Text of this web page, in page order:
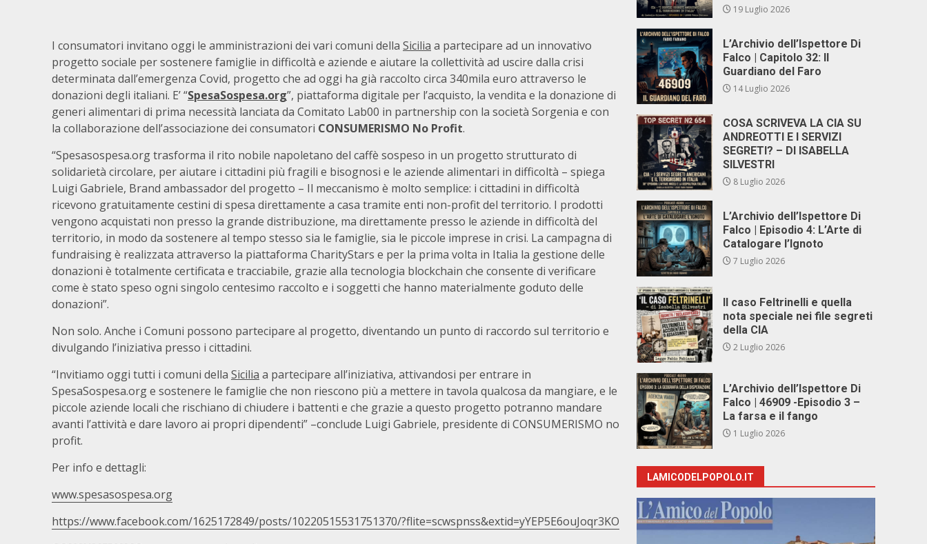
I consumatori invitano oggi le amministrazioni dei vari comuni della Sicilia a partecipare ad un innovativo
progetto sociale per sostenere famiglie in difficoltà e aziende e aiutare la collettività ad uscire dalla crisi
determinata dall’emergenza Covid, progetto che ad oggi ha già raccolto circa 340mila euro attraverso le
donazioni degli italiani. E’ “SpesaSospesa.org”, piattaforma digitale per l’acquisto, la vendita e la donazione di
generi alimentari di prima necessità lanciata da Comitato Lab00 in partnership con la società Sorgenia e con
la collaborazione dell’associazione dei consumatori CONSUMERISMO No Profit.
“Spesasospesa.org trasforma il rito nobile napoletano del caffè sospeso in un progetto strutturato di
solidarietà circolare, per aiutare i cittadini più fragili e bisognosi e le aziende alimentari in difficoltà – spiega
Luigi Gabriele, Brand ambassador del progetto – Il meccanismo è molto semplice: i cittadini in difficoltà
ricevono gratuitamente cestini di spesa direttamente a casa tramite enti non-profit del territorio. I prodotti
vengono acquistati non presso la grande distribuzione, ma direttamente presso le aziende in difficoltà del
territorio, in modo da sostenere al tempo stesso sia le famiglie, sia le piccole imprese in crisi. La campagna di
fundraising è realizzata attraverso la piattaforma CharityStars e per la prima volta in Italia la gestione delle
donazioni è totalmente certificata e tracciabile, grazie alla tecnologia blockchain che consente di verificare
come è stato speso ogni singolo centesimo raccolto e i soggetti che hanno materialmente goduto delle
donazioni”.
Non solo. Anche i Comuni possono partecipare al progetto, diventando un punto di raccordo sul territorio e
divulgando l’iniziativa presso i cittadini.
“Invitiamo oggi tutti i comuni della Sicilia a partecipare all’iniziativa, attivandosi per entrare in
SpesaSospesa.org e sostenere le famiglie che non riescono più a mettere in tavola qualcosa da mangiare, e le
piccole aziende locali che rischiano di chiudere i battenti e che grazie a questo progetto potranno mandare
avanti l’attività e dare lavoro ai propri dipendenti” –conclude Luigi Gabriele, presidente di CONSUMERISMO no
profit.
Per info e dettagli:
www.spesasospesa.org
https://www.facebook.com/1625172849/posts/10220515531751370/?flite=scwspnss&extid=yYEP5E6ouJoqr3KO
19 Luglio 2026
L’Archivio dell’Ispettore Di
Falco | Capitolo 32: Il
Guardiano del Faro
14 Luglio 2026
COSA SCRIVEVA LA CIA SU
ANDREOTTI E I SERVIZI
SEGRETI? – DI ISABELLA
SILVESTRI
8 Luglio 2026
L’Archivio dell’Ispettore Di
Falco | Episodio 4: L’Arte di
Catalogare l’Ignoto
7 Luglio 2026
Il caso Feltrinelli e quella
nota speciale nei file segreti
della CIA
2 Luglio 2026
L’Archivio dell’Ispettore Di
Falco | 46909 -Episodio 3 –
La farsa e il fango
1 Luglio 2026
LAMICODELPOPOLO.IT